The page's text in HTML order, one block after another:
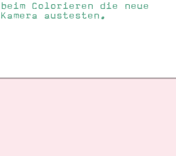
beim Colorieren die neue
Kamera austesten.